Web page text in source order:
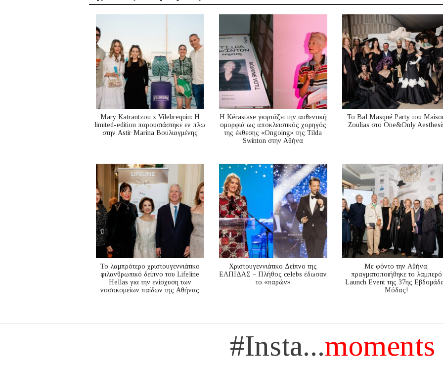
Mary Katrantzou x Vilebrequin: Η
limited-edition παρουσιάστηκε εν πλω
στην Astir Marina Βουλιαγμένης
Η Kérastase γιορτάζει την αυθεντική
ομορφιά ως αποκλειστικός χορηγός
της έκθεσης «Ongoing» της Tilda
Swinton στην Αθήνα
Το Bal Masqué Party του
Zoulias στο One&Only
Το λαμπρότερο χριστουγεννιάτικο
φιλανθρωπικό δείπνο του Lifeline
Hellas για την ενίσχυση των
νοσοκομείων παίδων της Αθήνας
Χριστουγεννιάτικο Δείπνο της
ΕΛΠΙΔΑΣ – Πλήθος celebs έδωσαν
το «παρών»
Με φόντο την Αθήνα,
πραγματοποιήθηκε το λαμπερό
Launch Event της 37ης
Μόδας!
#Insta...moments